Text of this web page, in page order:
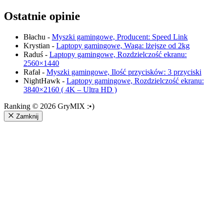
Ostatnie opinie
Błachu - Myszki gamingowe, Producent: Speed Link
Krystian - Laptopy gamingowe, Waga: lżejsze od 2kg
Raduś - Laptopy gamingowe, Rozdzielczość ekranu:
2560×1440
Rafał- Myszki gamingowe, Ilość przycisków: 3 przyciski
NightHawk - Laptopy gamingowe, Rozdzielczość ekranu:
3840×2160 ( 4K – Ultra HD )
Ranking © 2026 GryMIX :•)
Zamknij